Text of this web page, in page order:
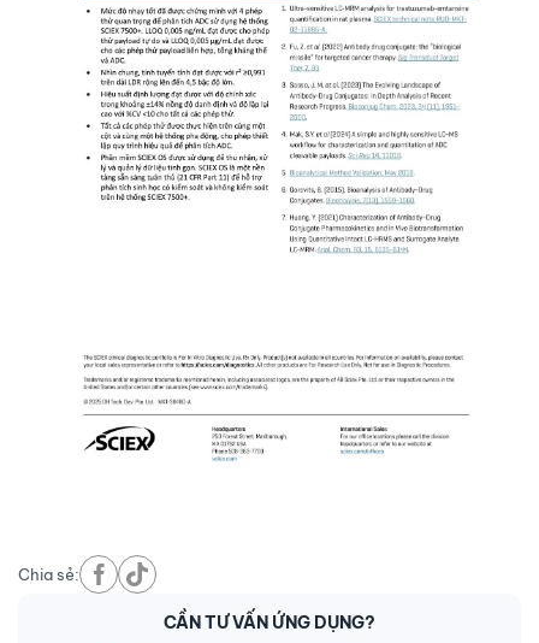
Chia sẻ:
CẦN TƯ VẤN ỨNG DỤNG?